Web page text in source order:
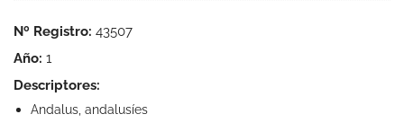
Nº Registro: 43507
Año: 1
Descriptores:
Andalus, andalusíes